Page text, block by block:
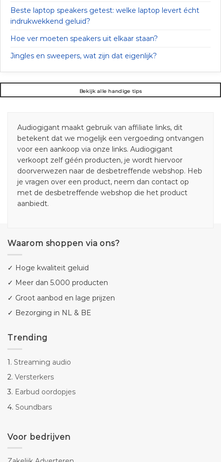
Beste laptop speakers getest: welke laptop levert écht
indrukwekkend geluid?
Hoe ver moeten speakers uit elkaar staan?
Jingles en sweepers, wat zijn dat eigenlijk?
Bekijk alle handige tips
Audiogigant maakt gebruik van affiliate links, dit
betekent dat we mogelijk een vergoeding ontvangen
voor een aankoop via onze links. Audiogigant
verkoopt zelf géén producten, je wordt hiervoor
doorverwezen naar de desbetreffende webshop. Heb
je vragen over een product, neem dan contact op
met de desbetreffende webshop die het product
aanbiedt.
Waarom shoppen via ons?
✓ Hoge kwaliteit geluid
✓ Meer dan 5.000 producten
✓ Groot aanbod en lage prijzen
✓ Bezorging in NL & BE
Trending
1. Streaming audio
2. Versterkers
3. Earbud oordopjes
4. Soundbars
Voor bedrijven